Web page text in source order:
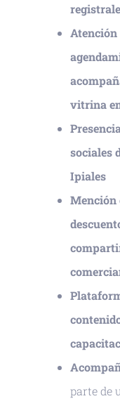
vitrina
sociales
Ipiales
Mención
parte de